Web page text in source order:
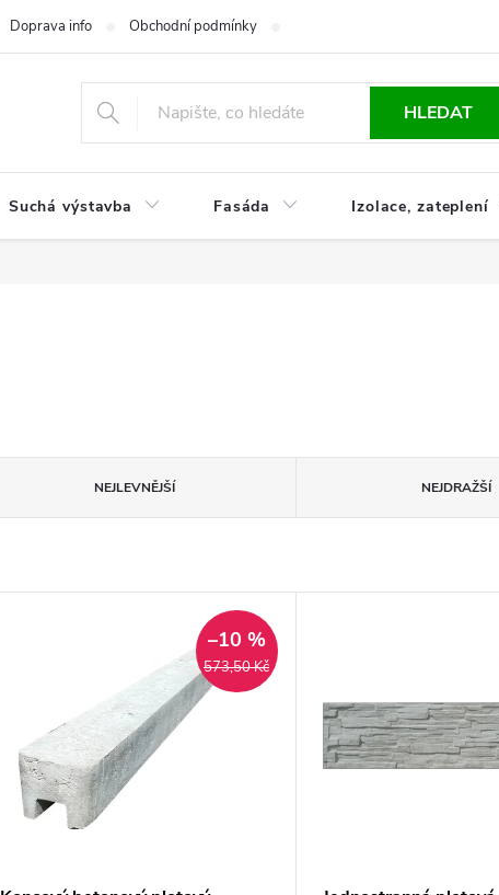
Doprava info Obchodní podmínky
HLEDAT
Suchá výstavba Fasáda Izolace, zateplení
NEJLEVNĚJŠÍ NEJDRAŽŠÍ
573,50 Kč
–10 %